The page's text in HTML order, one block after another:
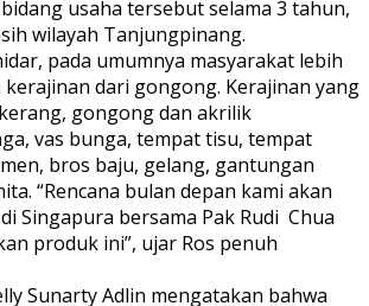
usaha tersebut selama 3 tahun,
wilayah Tanjungpinang.
pada umumnya masyarakat lebih
dari gongong. Kerajinan yang
gongong dan akrilik
vas bunga, tempat tisu, tempat
bros baju, gelang, gantungan
“Rencana bulan depan kami akan
Singapura bersama Pak Rudi Chua
produk ini”, ujar Ros penuh
Sunarty Adlin mengatakan bahwa